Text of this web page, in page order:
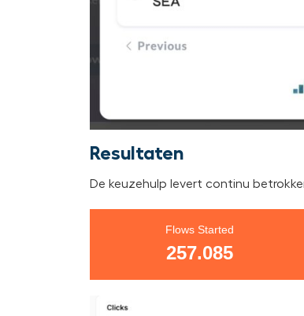
Resultaten
De keuzehulp levert continu
Flows Started
257.085